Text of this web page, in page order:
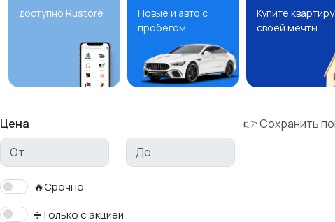
доступно Rustore
Новые и авто с
пробегом
Купите квартиру
своей мечты
Цена
🔥Срочно
➗Только с акцией
👉 Сохранить